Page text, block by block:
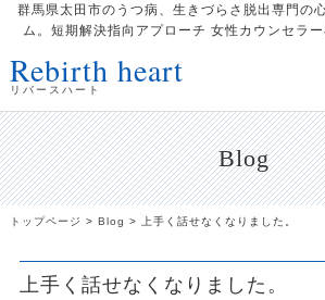
群馬県太田市のうつ病、生きづらさ脱出専門の
ム。短期解決指向アプローチ 女性カウンセラ
Rebirth heart
リバースハート
Blog
トップページ > Blog > 上手く話せなくなりました。
上手く話せなくなりました。